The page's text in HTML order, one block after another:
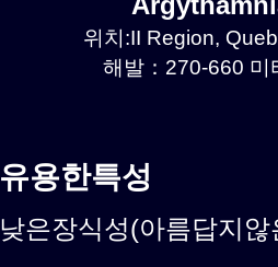
위치:II Region,
해발：270-660 미
유용한특성
낮은장식성(아름답지